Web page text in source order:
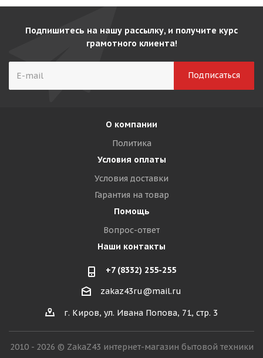
Подпишитесь на нашу рассылку, и получите курс
грамотного клиента!
О компании
Политика
Условия оплаты
Условия доставки
Гарантия на товар
Помощь
Вопрос-ответ
Наши контакты
+7 (8332) 255-255
zakaz43ru@mail.ru
г. Киров, ул. Ивана Попова, 71, стр. 3
2010 - 2026 © ZakaZ43 интернет-магазин бытовой техники